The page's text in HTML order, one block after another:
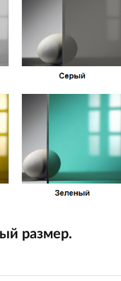
размер.